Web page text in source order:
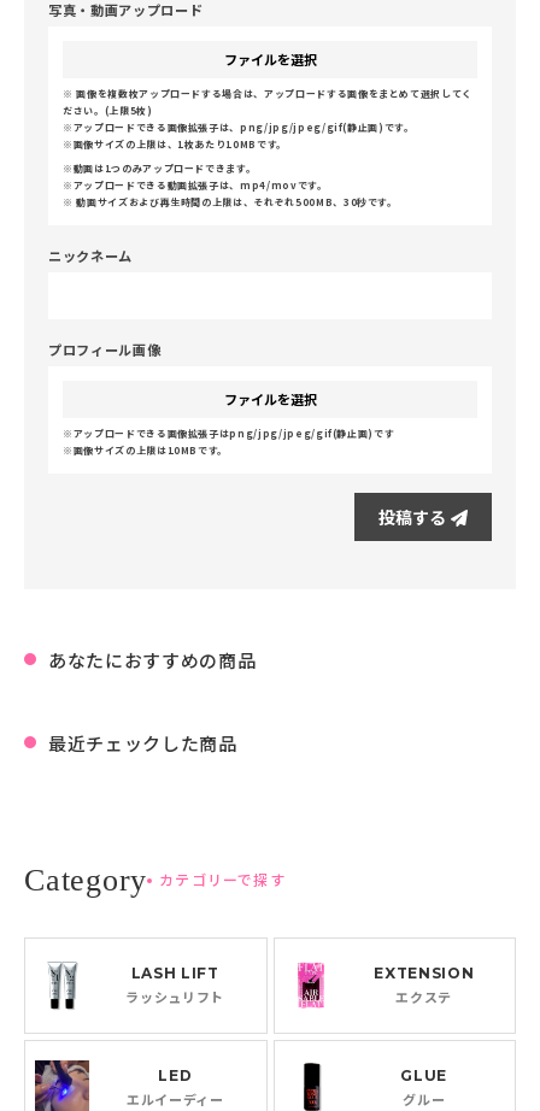
写真・動画アップロード
ファイルを選択
画像を複数枚アップロードする場合は、アップロードする画像をまとめて選択してく
ださい。(上限5枚)
アップロードできる画像拡張子は、png/jpg/jpeg/gif(静止画)です。
画像サイズの上限は、1枚あたり10MBです。
動画は1つのみアップロードできます。
アップロードできる動画拡張子は、mp4/movです。
動画サイズおよび再生時間の上限は、それぞれ500MB、30秒です。
ニックネーム
プロフィール画像
ファイルを選択
アップロードできる画像拡張子はpng/jpg/jpeg/gif(静止画)です
画像サイズの上限は10MBです。
投稿する
あなたにおすすめの商品
最近チェックした商品
カテゴリーで探す
LASH LIFT
ラッシュリフト
EXTENSION
エクステ
LED
エルイーディー
GLUE
グルー